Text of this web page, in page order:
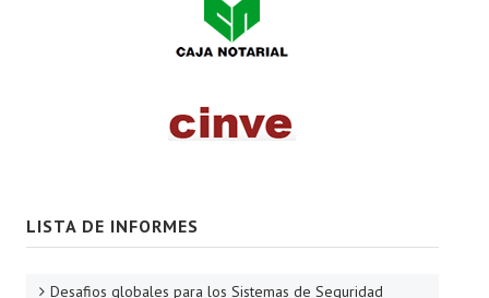
LISTA DE INFORMES
Desafios globales para los Sistemas de Seguridad